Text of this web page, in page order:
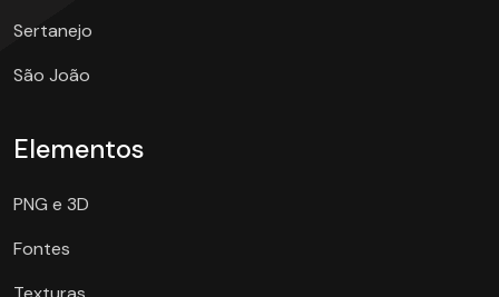
Sertanejo
São João
Elementos
PNG e 3D
Fontes